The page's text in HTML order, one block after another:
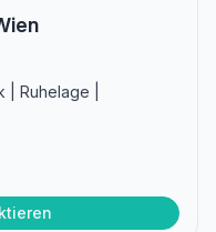
| Ruhelage |